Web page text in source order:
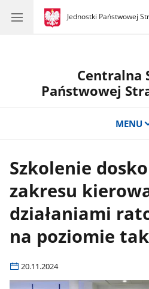
gov.pl
Jednostki Państwowej
gov.pl
Jednostki
Centralna
Państwowej
MENU
Szkolenie
zakresu
działaniami
na poziomie
20.11.2024